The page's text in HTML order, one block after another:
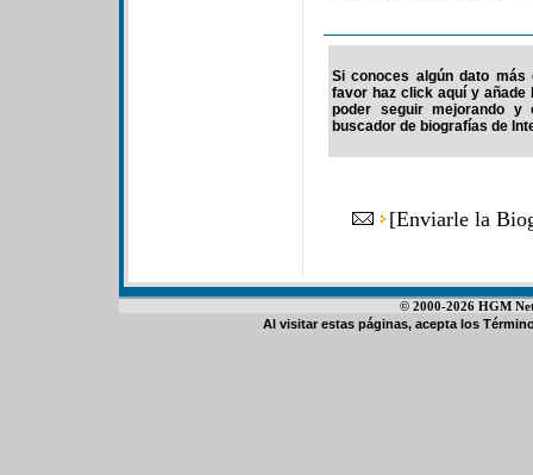
Si conoces algún dato
favor haz click aquí y
poder seguir mejorando y
buscador de biografías de
[Enviarle la
© 2000-2026 HGM
Al visitar estas páginas, acepta los